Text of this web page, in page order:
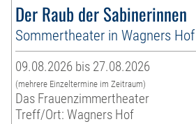
Der Raub der Sabinerinnen
Sommertheater in Wagners Hof
09.08.2026 bis 27.08.2026
(mehrere Einzeltermine im Zeitraum)
Das Frauenzimmertheater
Treff/Ort: Wagners Hof